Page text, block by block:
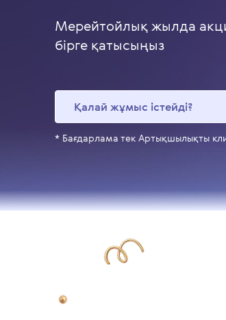
Мерейтойлық жылда
бірге қатысыңыз
Қалай жұмыс істейді?
* Бағдарлама тек Артықшылықты